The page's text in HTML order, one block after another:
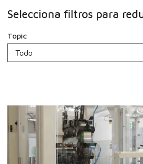
Selecciona filtros para
Topic